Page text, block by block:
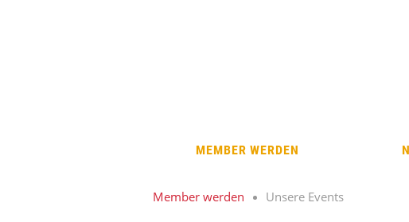
MEMBER WERDEN
Member werden Unsere Events